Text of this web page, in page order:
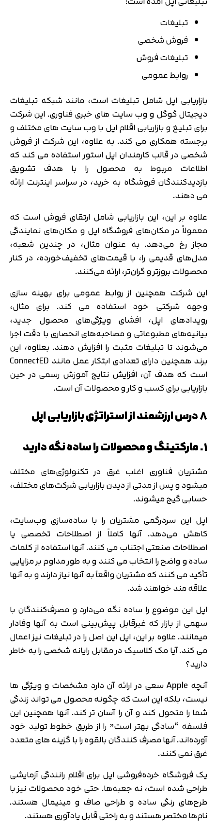
تبلیغات
فروش شخصی
تبلیغات فروش
روابط عمومی
بازاریابی اپل شامل تبلیغات است، مانند شبکه تبلیغات
دیجیتال گوگل و وب سایت های خبری فناوری. این شرکت
برای تبلیغ و بازاریابی اقلام اپل با وب سایت های مختلف و
برجسته همکاری می کند. به علاوه، این شرکت از فروش
شخصی در قالب کارمندان اپل استور استفاده می کند که
اطلاعات مربوط به محصول را با هدف تشویق
بازدیدکنندگان فروشگاه به خرید، در سراسر اینترنت ارائه
می دهند.
علاوه بر این، این بازاریابی شامل ارتقای فروش است که
معمولاً در مکان‌های فروشگاه اپل و مکان‌های نمایندگی
مجاز رخ می‌دهد. به عنوان مثال، در چندین شعبه،
مدل‌های قدیمی را، با قیمت‌های تخفیف‌خورده، در کنار
محصولات بروزتر و گران‌تر، ارائه می‌کنند.
این شرکت همچنین از روابط عمومی برای بهینه سازی
وجهه شرکتی خود استفاده می کند. برای مثال،
رویدادهای اپل، افشای ویژگی‌های محصول جدید،
بیانیه‌های مطبوعاتی و مصاحبه‌های انحصاری با دقت اجرا
می‌شوند تا تبلیغات مثبت را افزایش دهند. بعلاوه، این
برند همچنین دارای تعدادی ابتکار عمل مانند ConnectED
است که هدف آن، افزایش نتایج آموزش رسمی در حین
بازاریابی برای کسب و کار و محصولات آن است.
۸ درس ارزشمند از استراتژی بازاریابی اپل
۱. مارکتینگ و محصولات را ساده نگه دارید
مشتریان فناوری اغلب غرق در تکنولوژی‌های مختلف
میشود و پس از مدتی از دیدن بازاریابی شرکت‌های مختلف،
حسابی گیج میشوند.
اپل این سردرگمی مشتریان را با ساده‌سازی وب‌سایت،
کاهش می‌دهد. آنها کاملاً از اصطلاحات تخصصی یا
اصطلاحات صنعتی اجتناب می کنند. آنها استفاده از کلمات
ساده و واضح را انتخاب می کنند و به طور مداوم بر مزایایی
تأکید می کنند که مشتریان واقعاً به آنها نیاز دارند و به آنها
علاقه مند خواهند شد.
اپل این موضوع را ساده نگه می‌دارد و مصرف‌کنندگان با
سهمی از بازار که غیرقابل پیش‌بینی است به آنها وفادار
میمانند. علاوه بر این، اپل این اصل را در تبلیغات نیز اعمال
می کند. آیا مک کلاسیک در مقابل رایانه شخصی را به خاطر
دارید؟
آنچه Apple سعی در ارائه آن دارد مشخصات و ویژگی ها
نیست، بلکه این است که چگونه محصول می تواند زندگی
شما را متحول کند و آن را آسان تر کند. آنها همچنین این
فلسفه “سادگی بهتر است” را از طریق خطوط تولید خود
آورده‌اند. آنها مصرف کنندگان بالقوه را با گزینه های متعدد
غرق نمی کنند.
یک فروشگاه خرده‌فروشی اپل برای اقلام رانندگی آزمایشی
طراحی شده است، نه جعبه‌ها. حتی خود محصولات نیز با
طرح‌های رنگی ساده و طراحی صاف و مینیمال هستند.
نام‌ها مختصر هستند و به راحتی قابل یادآوری هستند.